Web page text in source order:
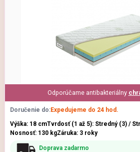
Odporúčame antibakteriálny
Doručenie do:Expedujeme do 24 hod.
Výška: 18 cmTvrdosť (1 až 5): Stredný (3) /
Nosnosť: 130 kgZáruka: 3 roky
Doprava zadarmo